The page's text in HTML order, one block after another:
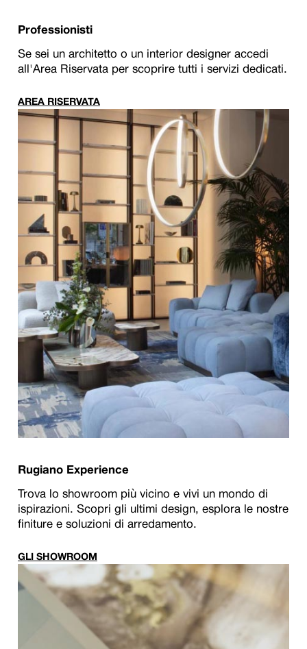
Professionisti
Se sei un architetto o un interior designer accedi
all'Area Riservata per scoprire tutti i servizi dedicati.
AREA RISERVATA
Rugiano Experience
Trova lo showroom più vicino e vivi un mondo di
ispirazioni. Scopri gli ultimi design, esplora le nostre
finiture e soluzioni di arredamento.
GLI SHOWROOM